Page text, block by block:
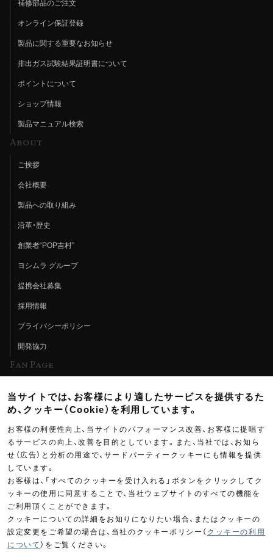
補修部品のご注文
オンライン保証登録
製品に関する重要なお知らせ
排出ガス試験結果証明書について
ポイントについて
ショップ情報
製品マニュアル検索
About
ご挨拶
会社概要
製品への取り組み
沿革・歴史
創業者“POP吉村”
ヨシムラ グループ
提携会社募集
採用情報
プライバシーポリシー
開発協力
Fan Page
ヨシムラTV
イベント情報
イベントスケジュール
ツーリングブレイクタイム
製品ポスター
当サイトでは、お客様により適したサービスを提供するた
め、クッキー（Cookie）を利用しています。
お客様の利便性向上、当サイトのパフォーマンス改善、お客様に提唱す
るサービスの向上、改善を目的としています。また、当社では、お知ら
せ（広告）と分析の用途で、サードパーティークッキーにも情報を提供
しています。
お客様は、「すべてのクッキーを受け入れる」ボタンをクリックしてク
ッキーの使用に同意することで、当社ウェブサイトのすべての機能を
ご利用頂くことができます。
クッキーについての詳細をお知りになりたい場合、またはクッキーの
設定変更をご希望の場合は、当社のクッキーポリシー（ クッキーの利用
について ）をご覧ください。